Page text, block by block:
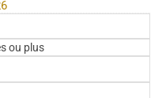
ou plus